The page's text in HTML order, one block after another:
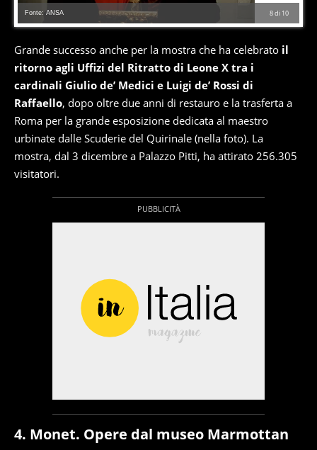
8di 10
Fonte: ANSA
Grande successo anche per la mostra che ha celebrato il
ritorno agli Uffizi del Ritratto di Leone X tra i
cardinali Giulio de’ Medici e Luigi de’ Rossi di
Raffaello, dopo oltre due anni di restauro e la trasferta a
Roma per la grande esposizione dedicata al maestro
urbinate dalle Scuderie del Quirinale (nella foto). La
mostra, dal 3 dicembre a Palazzo Pitti, ha attirato 256.305
visitatori.
4. Monet. Opere dal museo Marmottan